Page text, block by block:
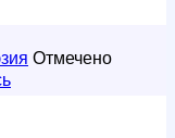
Отмечено